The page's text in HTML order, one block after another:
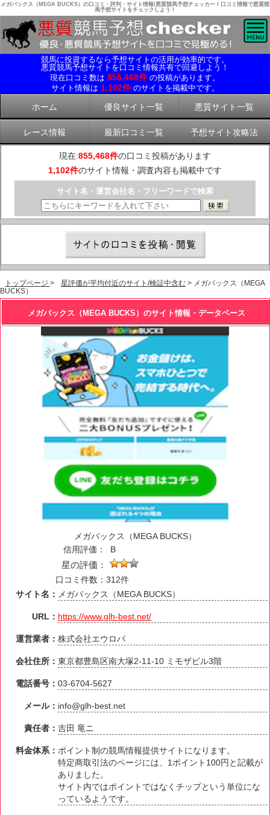
メガバックス（MEGA BUCKS）の口コミ・評判・サイト情報/悪質競馬予想チェッカー！口コミ情報で悪質競
馬予想サイトをチェックしよう！
競馬に投資するなら予想サイトの活用が効率的です。
悪質競馬予想サイトを口コミ情報共有で回避しよう！
現在口コミ数は 855,468件 の投稿があります。
サイト情報は 1,102件 のサイトを掲載中です。
ホーム 優良サイト一覧 悪質サイト一覧
レース情報 最新口コミ一覧 予想サイト攻略法
現在:855,468件の口コミ投稿があります
1,102件のサイト情報・調査内容も掲載中です
サイト名・運営会社名・フリーワードで検索
トップページ > 星評価が平均付近のサイト/検証中含む > メガバックス（MEGA
BUCKS）
メガバックス（MEGA BUCKS）のサイト情報・データベース
メガバックス（MEGA BUCKS）
信用評価：
B
星の評価：
口コミ件数：312件
サイト名： メガバックス（MEGA BUCKS）
URL： https://www.glh-best.net/
運営業者：株式会社エウロパ
会社住所：東京都豊島区南大塚2-11-10 ミモザビル3階
電話番号：03-6704-5627
メール： info@glh-best.net
責任者：吉田 竜ニ
料金体系： ポイント制の競馬情報提供サイトになります。
特定商取引法のページには、1ポイント100円と記載が
ありました。
サイト内ではポイントではなくチップという単位にな
っているようです。